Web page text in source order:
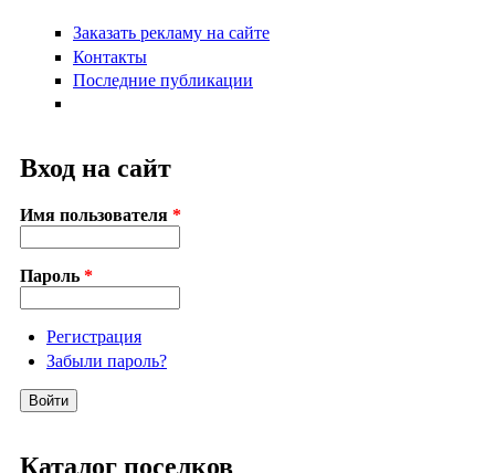
Заказать рекламу на сайте
Контакты
Последние публикации
Вход на сайт
Имя пользователя *
Пароль *
Регистрация
Забыли пароль?
Каталог поселков